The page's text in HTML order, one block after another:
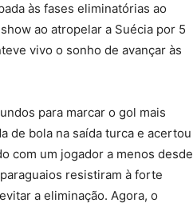
às fases eliminatórias ao
ao atropelar a Suécia por 5
vivo o sonho de avançar às
para marcar o gol mais
de bola na saída turca e acertou
com um jogador a menos desde
resistiram à forte
a eliminação. Agora, o